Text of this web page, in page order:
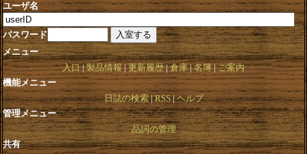
ユーザ名
パスワード
メニュー
入口 製品情報 更新履歴 倉庫 名簿 ご案内
機能メニュー
日誌の検索 RSS ヘルプ
管理メニュー
品詞の管理
共有